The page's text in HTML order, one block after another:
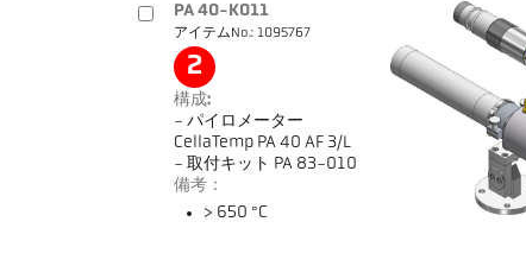
PA 40-K011
アイテムNo.: 1095767
2
構成:
- パイロメーター
CellaTemp PA 40 AF 3/L
- 取付キット PA 83-010
備考：
> 650 °C